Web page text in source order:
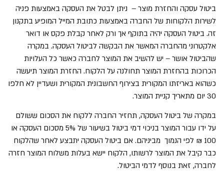
ביטול עסקה והחזרת מוצר – ניתן לבטל את העסקה באמצעות פניה
לשירות הלקוחות של החברה באמצעות כתובת המייל המופיע בתקנון
זה. ביטול העסקה יהיה בתוקף אך ורק לאחר קבלת פקס או דואר
אלקטרוני מהחברה המאשר את הבקשה לביטול העסקה. במקרה
שהביטול אושר – יש להשיב את המוצר לחברה כאשר כל העלויות
הכרוכות בהחזרת המוצר תחולנה על הלקוח. החזרת המוצר תיעשה
כשהוא באריזתו המקורית בצירוף החשבונית המקורית ושעדיין לא חלפו
30 יום מתאריך קניית המוצר.
במקרה של ביטול העסקה, תחזיר החברה ללקוח את הסכום ששולם
על ידו עבור המוצר בניכוי דמי ביטול בשיעור של 5% מסכום העסקה או
100 ₪ לפי הנמוך מביניהם. אם ביטול העסקה יתבצע לאחר שהלקוח
כבר קיבל את המוצר לרשותו, הלקוח יישא בעלות משלוח המוצר חזרה
לחברה, זאת בנוסף לדמי הביטול.